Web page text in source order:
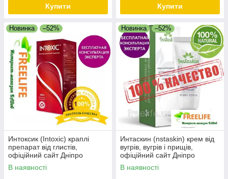
Купити Купити
Новинка –52%
Интоксик (Intoxic) краплі
препарат від глистів,
офіційний сайт Дніпро
В наявності
Новинка –52%
Интаскин (nstaskin) крем від
вугрів, вугрів і прищів,
офіційний сайт Дніпро
В наявності